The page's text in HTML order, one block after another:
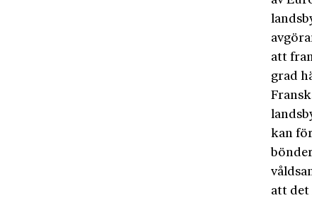
att
grad
kan
att det